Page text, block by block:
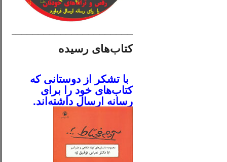
کتاب‌های رسیده
با تشکر از دوستانی که
کتاب‌های خود را برای
رسانه ارسال داشته‌اند.